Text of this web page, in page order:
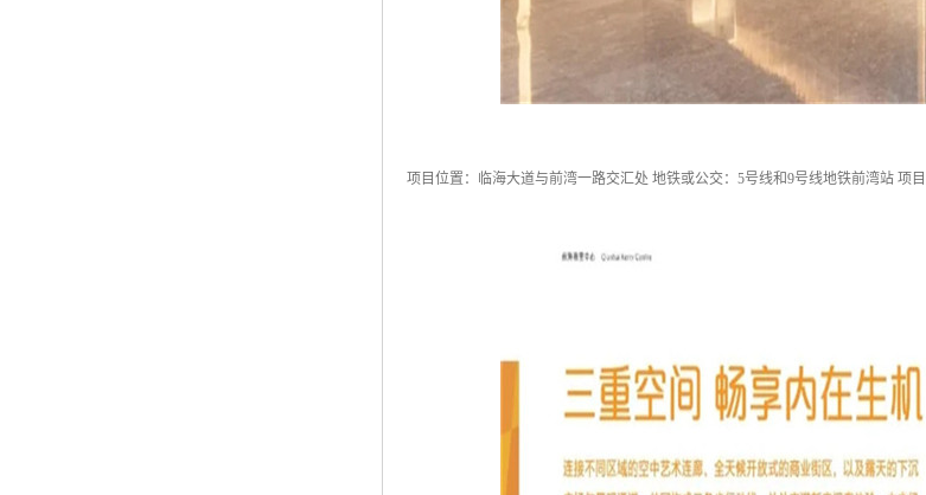
项目位置：临海大道与前湾一路交汇处 地铁或公交：5号线和9号线地铁前湾站 项